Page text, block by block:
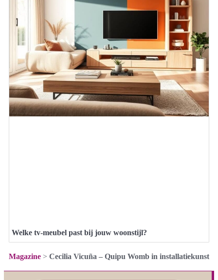
Welke tv-meubel past bij jouw woonstijl?
Magazine > Cecilia Vicuña – Quipu Womb in installatiekunst